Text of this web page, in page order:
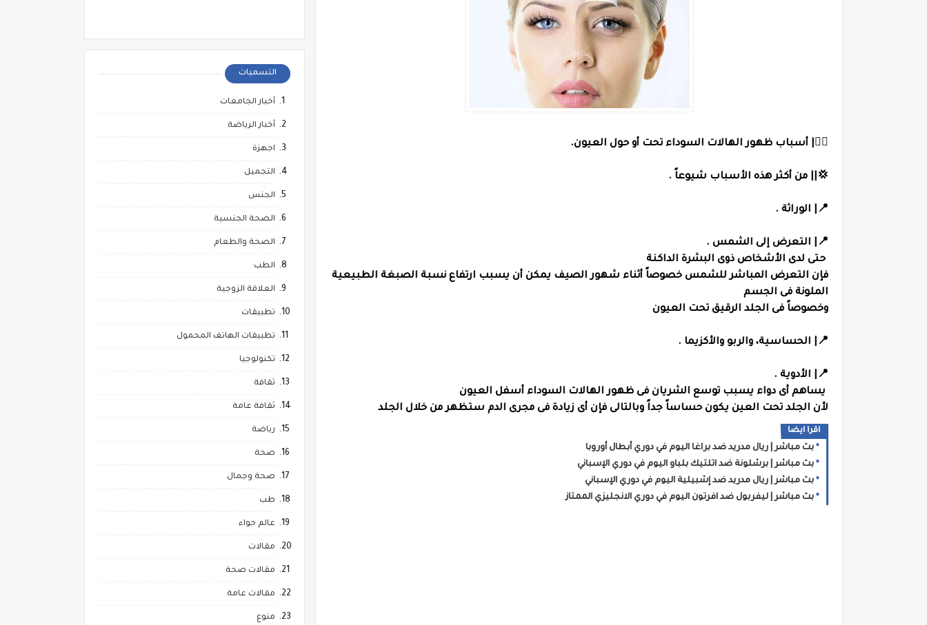
👨‍⚕| أسباب ظهور الهالات السوداء تحت أو حول العيون.
💢|| من أكثر هذه الأسباب شيوعاً .
📍| الوراثة .
📍| التعرض إلى الشمس .
حتى لدى الأشخاص ذوى البشرة الداكنة
فإن التعرض المباشر للشمس خصوصاً أثناء شهور الصيف يمكن أن يسبب ارتفاع نسبة الصبغة الطبيعية
الملونة فى الجسم
وخصوصاً فى الجلد الرقيق تحت العيون
📍| الحساسية، والربو والأكزيما .
📍| الأدوية .
يساهم أى دواء يسبب توسع الشريان فى ظهور الهالات السوداء أسفل العيون
لأن الجلد تحت العين يكون حساساً جداً وبالتالى فإن أى زيادة فى مجرى الدم ستظهر من خلال الجلد
اقرا ايضا
بث مباشر | ريال مدريد ضد براغا اليوم في دوري أبطال أوروبا
بث مباشر | برشلونة ضد اتلتيك بلباو اليوم في دوري الإسباني
بث مباشر | ريال مدريد ضد إشبيلية اليوم في دوري الإسباني
بث مباشر | ليفربول ضد افرتون اليوم في دوري الانجليزي الممتاز
التسميات
أخبار الجامعات
أخبار الرياضة
اجهزة
التجميل
الجنس
الصحة الجنسية
الصحة والطعام
الطب
العلاقة الزوجية
تطبيقات
تطبيقات الهاتف المحمول
تكنولوجيا
ثقافة
ثقافة عامة
رياضة
صحة
صحة وجمال
طب
عالم حواء
مقالات
مقالات صحة
مقالات عامة
منوع